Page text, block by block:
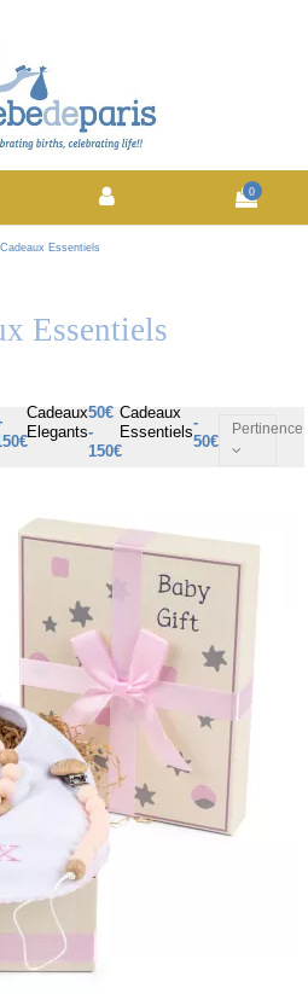
0
Cadeaux Essentiels
Essentiels
Cadeaux
Elegants
50€
-
150€
Cadeaux
Essentiels
-
50€
Pertinence